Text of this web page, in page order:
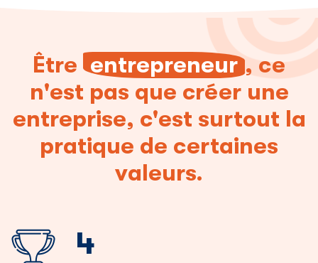
Être entrepreneur , ce
n'est pas que créer une
entreprise, c'est surtout la
pratique de certaines
valeurs.
6